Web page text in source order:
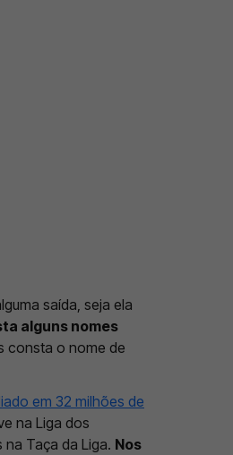
saída, seja ela
alguns nomes
consta o nome de
em 32 milhões de
na Liga dos
Taça da Liga. Nos